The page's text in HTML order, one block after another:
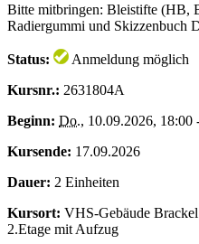
Bitte mitbringen: Bleistifte (HB,
Radiergummi und Skizzenbuch
Status:
Anmeldung möglich
Kursnr.: 2631804A
Beginn: Do., 10.09.2026, 18:00
Kursende: 17.09.2026
Dauer: 2 Einheiten
Kursort: VHS-Gebäude
2.Etage mit Aufzug